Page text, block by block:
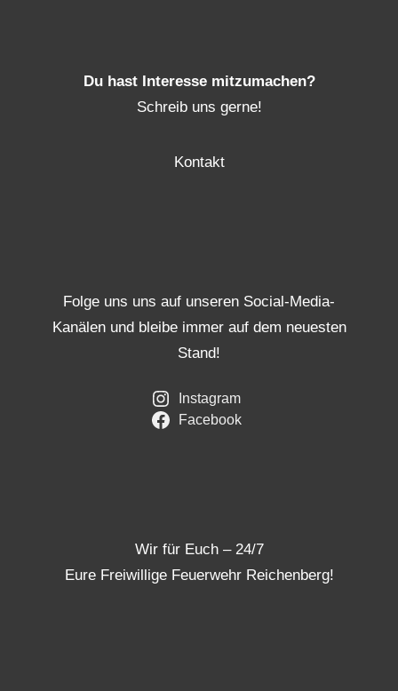
Du hast Interesse mitzumachen?
Schreib uns gerne!
Kontakt
Folge uns uns auf unseren Social-Media-
Kanälen und bleibe immer auf dem neuesten
Stand!
Instagram
Facebook
Wir für Euch – 24/7
Eure Freiwillige Feuerwehr Reichenberg!